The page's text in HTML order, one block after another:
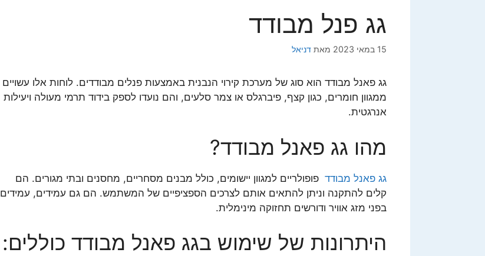
גג פנל מבודד
15 במאי 2023 מאת דניאל
גג פאנל מבודד הוא סוג של מערכת קירוי הנבנית באמצעות פנלים מבודדים. לוחות אלו עשויים
ממגוון חומרים, כגון קצף, פיברגלס או צמר סלעים, והם נועדו לספק בידוד תרמי מעולה ויעילות
אנרגטית.
מהו גג פאנל מבודד?
גג פאנל מבודד פופולריים למגוון יישומים, כולל מבנים מסחריים, מחסנים ובתי מגורים. הם
קלים להתקנה וניתן להתאים אותם לצרכים הספציפיים של המשתמש. הם גם עמידים, עמידים
בפני מזג אוויר ודורשים תחזוקה מינימלית.
היתרונות של שימוש בגג פאנל מבודד כוללים: